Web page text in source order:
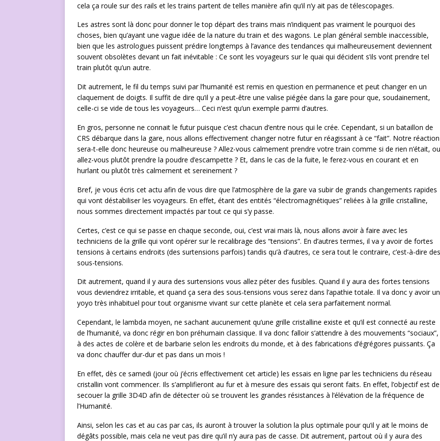
cela ça roule sur des rails et les trains partent de telles manière afin qu’il n’y ait pas de télescopages.
Les astres sont là donc pour donner le top départ des trains mais n’indiquent pas vraiment le pourquoi des
choses, bien qu’ayant une vague idée de la nature du train et des wagons. Le plan général semble inaccessible,
bien que les astrologues puissent prédire longtemps à l’avance des tendances qui malheureusement deviennent
souvent obsolètes devant un fait inévitable : Ce sont les voyageurs sur le quai qui décident s’ils vont prendre tel
train plutôt qu’un autre.
Dit autrement, le fil du temps suivi par l’humanité est remis en question en permanence et peut changer en un
claquement de doigts. Il suffit de dire qu’il y a peut-être une valise piégée dans la gare pour que, soudainement,
celle-ci se vide de tous les voyageurs… Ceci n’est qu’un exemple parmi d’autres.
En gros, personne ne connait le futur puisque c’est chacun d’entre nous qui le crée. Cependant, si un bataillon de
CRS débarque dans la gare, nous allons effectivement changer notre futur en réagissant à ce “fait”. Notre réaction
sera-t-elle donc heureuse ou malheureuse ? Allez-vous calmement prendre votre train comme si de rien n’était, ou
allez-vous plutôt prendre la poudre d’escampette ? Et, dans le cas de la fuite, le ferez-vous en courant et en
hurlant ou plutôt très calmement et sereinement ?
Bref, je vous écris cet actu afin de vous dire que l’atmosphère de la gare va subir de grands changements rapides
qui vont déstabiliser les voyageurs. En effet, étant des entités “électromagnétiques” reliées à la grille cristalline,
nous sommes directement impactés par tout ce qui s’y passe.
Certes, c’est ce qui se passe en chaque seconde, oui, c’est vrai mais là, nous allons avoir à faire avec les
techniciens de la grille qui vont opérer sur le recalibrage des “tensions”. En d’autres termes, il va y avoir de fortes
tensions à certains endroits (des surtensions parfois) tandis qu’à d’autres, ce sera tout le contraire, c’est-à-dire des
sous-tensions.
Dit autrement, quand il y aura des surtensions vous allez péter des fusibles. Quand il y aura des fortes tensions
vous deviendrez irritable, et quand ça sera des sous-tensions vous serez dans l’apathie totale. Il va donc y avoir un
yoyo très inhabituel pour tout organisme vivant sur cette planète et cela sera parfaitement normal.
Cependant, le lambda moyen, ne sachant aucunement qu’une grille cristalline existe et qu’il est connecté au reste
de l’humanité, va donc régir en bon préhumain classique. Il va donc falloir s’attendre à des mouvements “sociaux”,
à des actes de colère et de barbarie selon les endroits du monde, et à des fabrications d’égrégores puissants. Ça
va donc chauffer dur-dur et pas dans un mois !
En effet, dès ce samedi (jour où j’écris effectivement cet article) les essais en ligne par les techniciens du réseau
cristallin vont commencer. Ils s’amplifieront au fur et à mesure des essais qui seront faits. En effet, l’objectif est de
secouer la grille 3D4D afin de détecter où se trouvent les grandes résistances à l’élévation de la fréquence de
l’Humanité.
Ainsi, selon les cas et au cas par cas, ils auront à trouver la solution la plus optimale pour qu’il y ait le moins de
dégâts possible, mais cela ne veut pas dire qu’il n’y aura pas de casse. Dit autrement, partout où il y aura des